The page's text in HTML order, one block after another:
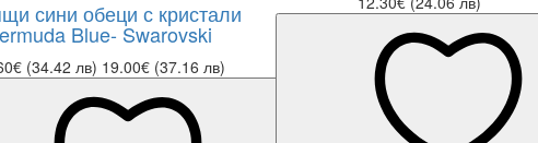
сини обеци с кристали
Blue- Swarovski
(34.42 лв) 19.00€ (37.16 лв)